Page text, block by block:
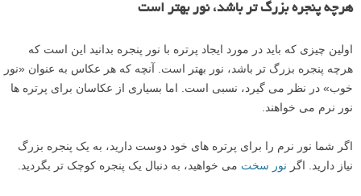
هرچه پنجره بزرگ تر باشد، نور بهتر است
اولین چیزی که باید در مورد ایجاد پرتره با نور پنجره بدانید این است که
هرچه پنجره بزرگ تر باشد، نور بهتر است. آنچه که هر عکاس به عنوان «نور
خوب» در نظر می گیرد، نسبی است. اما بسیاری از عکاسان برای پرتره ها
نور نرم می خواهند.
اگر شما نور نرم را برای پرتره های خود دوست دارید، به یک پنجره بزرگ
نیاز دارید. اگر نور سخت می خواهید، به دنبال یک پنجره کوچک تر بگردید.